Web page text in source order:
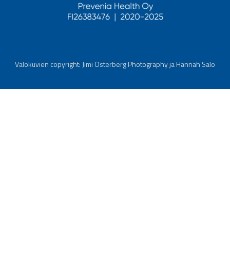
Valokuvien copyright: Jimi Österberg Photography ja Hannah Salo